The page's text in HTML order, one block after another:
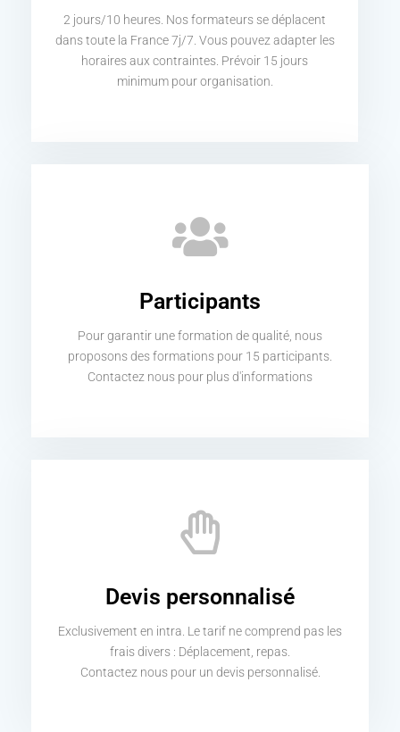
2 jours/10 heures. Nos formateurs se déplacent
dans toute la France 7j/7. Vous pouvez adapter les
horaires aux contraintes. Prévoir 15 jours
minimum pour organisation.
Participants
Pour garantir une formation de qualité, nous
proposons des formations pour 15 participants.
Contactez nous pour plus d'informations
Devis personnalisé
Exclusivement en intra. Le tarif ne comprend pas les
frais divers : Déplacement, repas.
Contactez nous pour un devis personnalisé.